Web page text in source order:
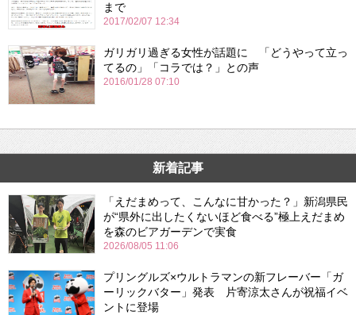
まで
2017/02/07 12:34
ガリガリ過ぎる女性が話題に 「どうやって立っ
てるの」「コラでは？」との声
2016/01/28 07:10
新着記事
「えだまめって、こんなに甘かった？」新潟県民
が“県外に出したくないほど食べる”極上えだまめ
を森のビアガーデンで実食
2026/08/05 11:06
プリングルズ×ウルトラマンの新フレーバー「ガ
ーリックバター」発表 片寄涼太さんが祝福イベ
ントに登場